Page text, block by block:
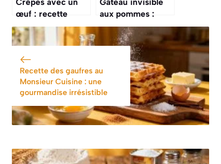
œuf : recette
simple et rapide
aux pommes :
recette facile et
savoureuse
Recette des gaufres au
Monsieur Cuisine : une
gourmandise irrésistible